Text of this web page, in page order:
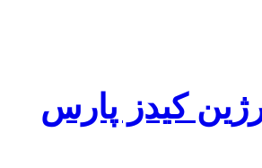
کیدز پارس